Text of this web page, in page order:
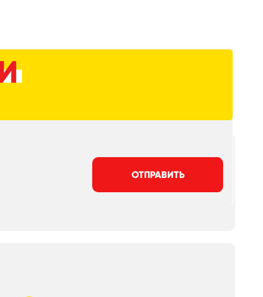
ОТПРАВИТЬ